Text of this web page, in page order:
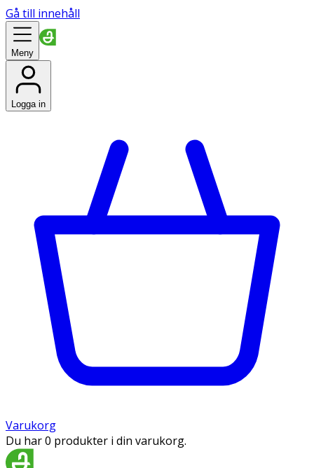
Gå till innehåll
Meny
Logga in
Varukorg
Du har 0 produkter i din varukorg.